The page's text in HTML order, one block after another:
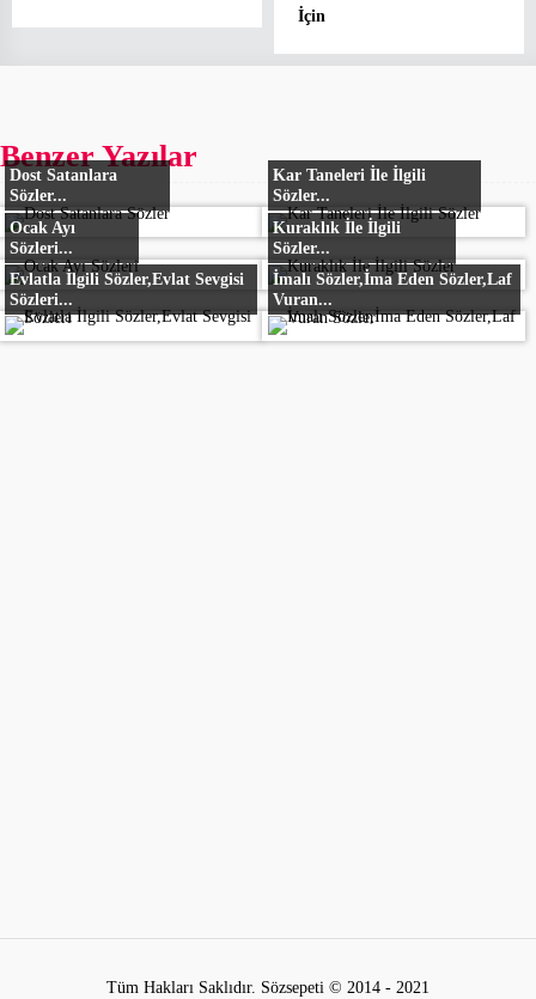
İçin
Benzer Yazılar
Dost Satanlara
Sözler...
Kar Taneleri İle İlgili
Sözler...
Ocak Ayı
Sözleri...
Kuraklık İle İlgili
Sözler...
Evlatla İlgili Sözler,Evlat Sevgisi
Sözleri...
İmalı Sözler,İma Eden Sözler,Laf
Vuran...
Tüm Hakları Saklıdır. Sözsepeti © 2014 - 2021